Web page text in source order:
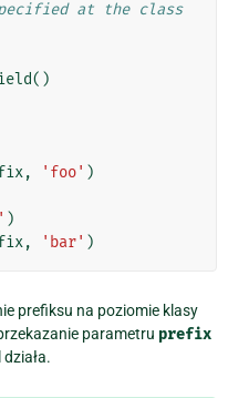
at the class
()
, 'foo' )
)
, 'bar' )
prefiksu na poziomie klasy
parametru prefix